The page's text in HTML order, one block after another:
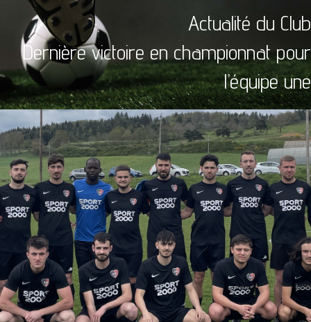
Actualité du Club
Dernière victoire en championnat pour
l’équipe une